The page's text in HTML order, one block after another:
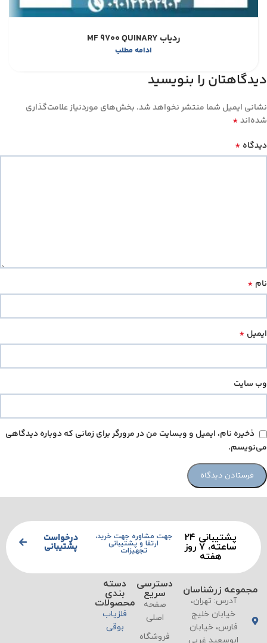
ردیاب MF 9700 QUINARY
ادامه مطلب
دیدگاهتان را بنویسید
نشانی ایمیل شما منتشر نخواهد شد. بخش‌های موردنیاز علامت‌گذاری
شده‌اند*
دیدگاه *
نام *
ایمیل *
وب‌ سایت
ذخیره نام، ایمیل و وبسایت من در مرورگر برای زمانی که دوباره دیدگاهی
می‌نویسم.
پشتیبانی ۲۴
ساعته، ۷ روز
هفته
جهت مشاوره جهت خرید،
ارتقا و پشتیبانی
تجهیزات
درخواست
پشتیبانی
مجموعه زرشناسان
آدرس: تهران،
خیابان خلیج
فارس، خیابان
ابوسعید غربی
دسترسی
سریع
صفحه
اصلی
فروشگاه
دسته
بندی
محصولات
فلزیاب
بوقی